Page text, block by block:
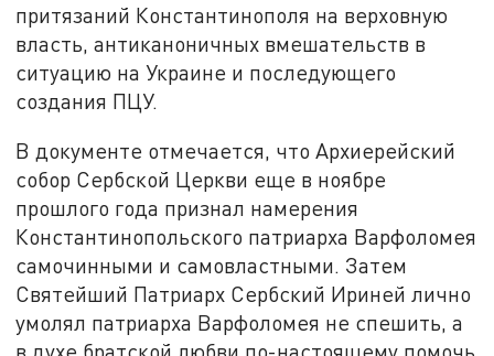
притязаний Константинополя на верховную
власть, антиканоничных вмешательств в
ситуацию на Украине и последующего
создания ПЦУ.
В документе отмечается, что Архиерейский
собор Сербской Церкви еще в ноябре
прошлого года признал намерения
Константинопольского патриарха Варфоломея
самочинными и самовластными. Затем
Святейший Патриарх Сербский Ириней лично
умолял патриарха Варфоломея не спешить, а